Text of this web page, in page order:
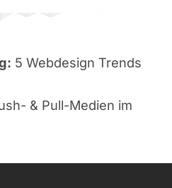
5 Webdesign Trends
& Pull-Medien im